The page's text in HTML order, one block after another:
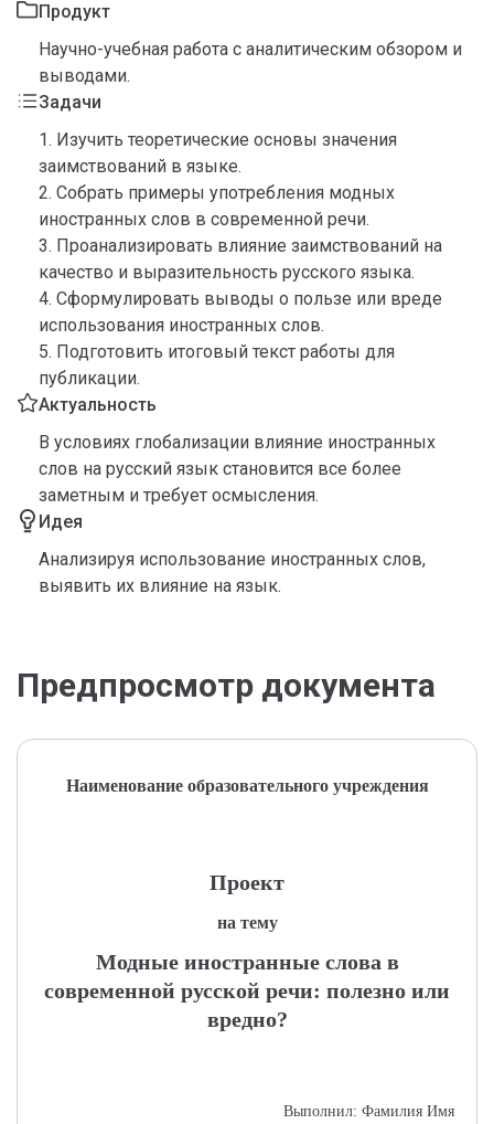
Продукт
Научно-учебная работа с аналитическим обзором и
выводами.
Задачи
1. Изучить теоретические основы значения
заимствований в языке.
2. Собрать примеры употребления модных
иностранных слов в современной речи.
3. Проанализировать влияние заимствований на
качество и выразительность русского языка.
4. Сформулировать выводы о пользе или вреде
использования иностранных слов.
5. Подготовить итоговый текст работы для
публикации.
Актуальность
В условиях глобализации влияние иностранных
слов на русский язык становится все более
заметным и требует осмысления.
Идея
Анализируя использование иностранных слов,
выявить их влияние на язык.
Предпросмотр документа
Наименование образовательного учреждения
Проект
на тему
Модные иностранные слова в
современной русской речи: полезно или
вредно?
Выполнил: Фамилия Имя